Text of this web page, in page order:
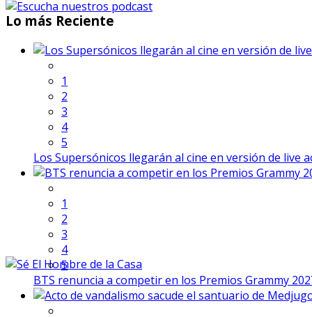
Lo más Reciente
1
2
3
4
5
Los Supersónicos llegarán al cine en versión de live
1
2
3
4
5
BTS renuncia a competir en los Premios Grammy